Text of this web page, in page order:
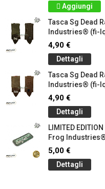
Aggiungi
Tasca Sg Dead
Industries® (fi-
4,90 €
Dettagli
Tasca Sg Dead
Industries® (fi-
4,90 €
Dettagli
LIMITED
Frog
5,00 €
Dettagli